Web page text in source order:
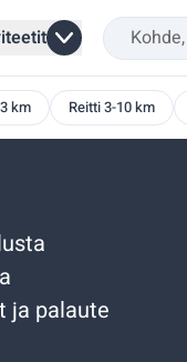
km Reitti 3-10 km
ja palaute